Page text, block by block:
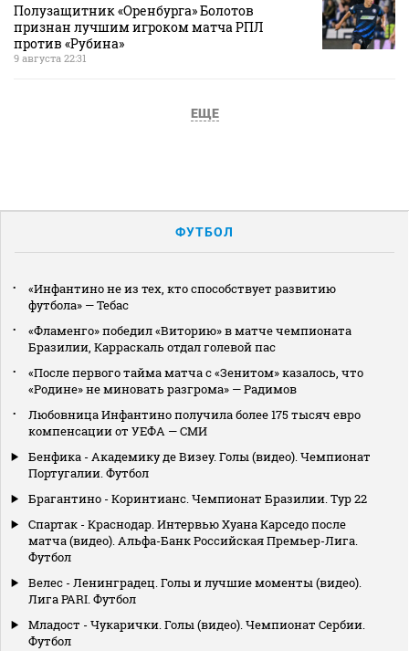
Полузащитник «Оренбурга» Болотов
признан лучшим игроком матча РПЛ
против «Рубина»
9 августа 22:31
ЕЩЕ
ФУТБОЛ
«Инфантино не из тех, кто способствует развитию
футбола» — Тебас
«Фламенго» победил «Виторию» в матче чемпионата
Бразилии, Карраскаль отдал голевой пас
«После первого тайма матча с «Зенитом» казалось, что
«Родине» не миновать разгрома» — Радимов
Любовница Инфантино получила более 175 тысяч евро
компенсации от УЕФА — СМИ
Бенфика - Академику де Визеу. Голы (видео). Чемпионат
Португалии. Футбол
Брагантино - Коринтианс. Чемпионат Бразилии. Тур 22
Спартак - Краснодар. Интервью Хуана Карседо после
матча (видео). Альфа-Банк Российская Премьер-Лига.
Футбол
Велес - Ленинградец. Голы и лучшие моменты (видео).
Лига PARI. Футбол
Младост - Чукарички. Голы (видео). Чемпионат Сербии.
Футбол